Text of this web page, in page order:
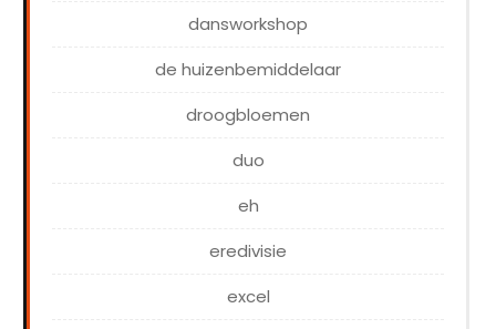
dansworkshop
de huizenbemiddelaar
droogbloemen
duo
eh
eredivisie
excel